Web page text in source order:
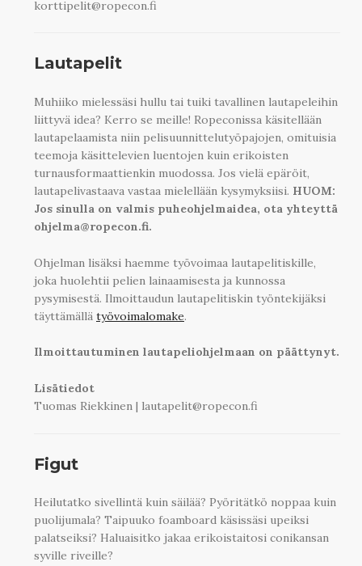
korttipelit@ropecon.fi
Lautapelit
Muhiiko mielessäsi hullu tai tuiki tavallinen lautapeleihin
liittyvä idea? Kerro se meille! Ropeconissa käsitellään
lautapelaamista niin pelisuunnittelutyöpajojen, omituisia
teemoja käsittelevien luentojen kuin erikoisten
turnausformaattienkin muodossa. Jos vielä epäröit,
lautapelivastaava vastaa mielellään kysymyksiisi. HUOM:
Jos sinulla on valmis puheohjelmaidea, ota yhteyttä
ohjelma@ropecon.fi.
Ohjelman lisäksi haemme työvoimaa lautapelitiskille,
joka huolehtii pelien lainaamisesta ja kunnossa
pysymisestä. Ilmoittaudun lautapelitiskin työntekijäksi
täyttämällä työvoimalomake.
Ilmoittautuminen lautapeliohjelmaan on päättynyt.
Lisätiedot
Tuomas Riekkinen | lautapelit@ropecon.fi
Figut
Heilutatko sivellintä kuin säilää? Pyöritätkö noppaa kuin
puolijumala? Taipuuko foamboard käsissäsi upeiksi
palatseiksi? Haluaisitko jakaa erikoistaitosi conikansan
syville riveille?